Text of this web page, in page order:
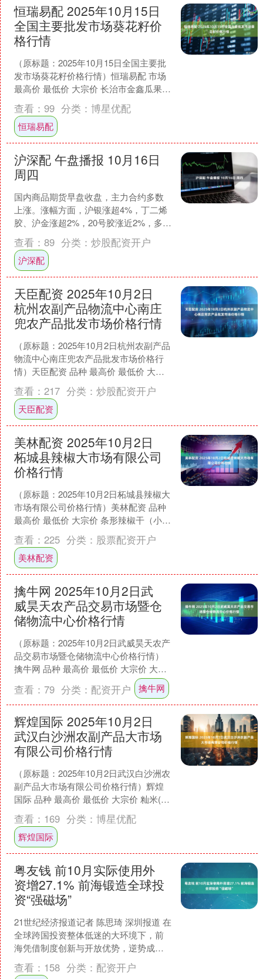
恒瑞易配 2025年10月15日
全国主要批发市场葵花籽价
格行情
（原标题：2025年10月15日全国主要批
发市场葵花籽价格行情）恒瑞易配 市场
最高价 最低价 大宗价 长治市金鑫瓜果批
发市场 17.00 14.00 16.0....
查看： 99 分类： 博星优配
恒瑞易配
沪深配 午盘播报 10月16日
周四
国内商品期货早盘收盘，主力合约多数
上涨。涨幅方面，沪银涨超4%，丁二烯
胶、沪金涨超2%，20号胶涨近2%，多晶
硅、LPG、对二甲苯、焦煤、红枣涨超
1%；跌幅方面....
查看： 89 分类： 炒股配资开户
沪深配
天臣配资 2025年10月2日
杭州农副产品物流中心南庄
兜农产品批发市场价格行情
（原标题：2025年10月2日杭州农副产品
物流中心南庄兜农产品批发市场价格行
情）天臣配资 品种 最高价 最低价 大宗
价 大白菜 -- -- 2.60 油菜 --....
查看： 217 分类： 炒股配资开户
天臣配资
美林配资 2025年10月2日
柘城县辣椒大市场有限公司
价格行情
（原标题：2025年10月2日柘城县辣椒大
市场有限公司价格行情）美林配资 品种
最高价 最低价 大宗价 条形辣椒干（小米
椒） 23.20 22.00 22.60....
查看： 225 分类： 股票配资开户
美林配资
擒牛网 2025年10月2日武
威昊天农产品交易市场暨仓
储物流中心价格行情
（原标题：2025年10月2日武威昊天农产
品交易市场暨仓储物流中心价格行情）
擒牛网 品种 最高价 最低价 大宗价 大米
查看： 79 分类： 配资开户 擒牛网
辉煌国际 2025年10月2日
武汉白沙洲农副产品大市场
有限公司价格行情
（原标题：2025年10月2日武汉白沙洲农
副产品大市场有限公司价格行情）辉煌
国际 品种 最高价 最低价 大宗价 籼米(晚
籼米) 4.40 4.20 4.30 粳....
查看： 169 分类： 博星优配
辉煌国际
粤友钱 前10月实际使用外
资增27.1% 前海锻造全球投
资“强磁场”
21世纪经济报道记者 陈思琦 深圳报道 在
全球跨国投资整体低迷的大环境下，前
海凭借制度创新与开放优势，逆势成为
外资入华的首选地之一。 21世纪经济报
道记者获悉，....
查看： 158 分类： 配资开户